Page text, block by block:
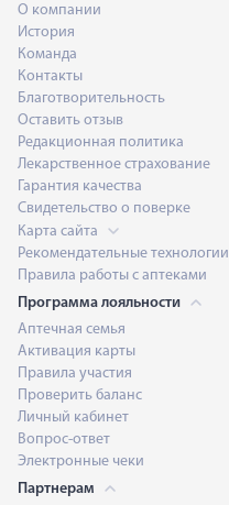
О компании
История
Команда
Контакты
Благотворительность
Оставить отзыв
Редакционная политика
Лекарственное страхование
Гарантия качества
Свидетельство о поверке
Карта сайта
Рекомендательные технологии
Правила работы с аптеками
Программа лояльности
Аптечная семья
Активация карты
Правила участия
Проверить баланс
Личный кабинет
Вопрос-ответ
Электронные чеки
Партнерам